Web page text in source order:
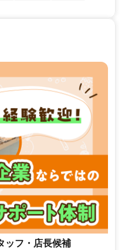
ッフ・店長候補